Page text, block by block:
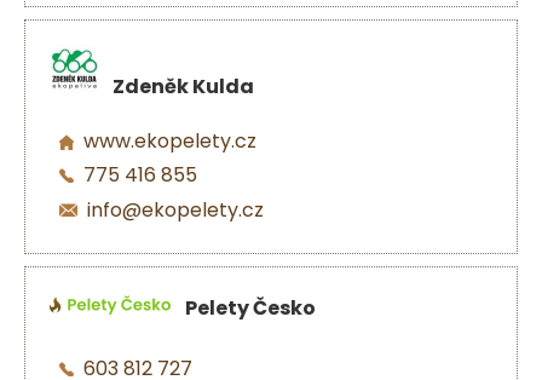
Zdeněk Kulda
www.ekopelety.cz
775 416 855
info@ekopelety.cz
Pelety Česko
603 812 727